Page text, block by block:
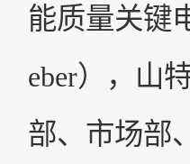
能质量关键
eber），山
部、市场部